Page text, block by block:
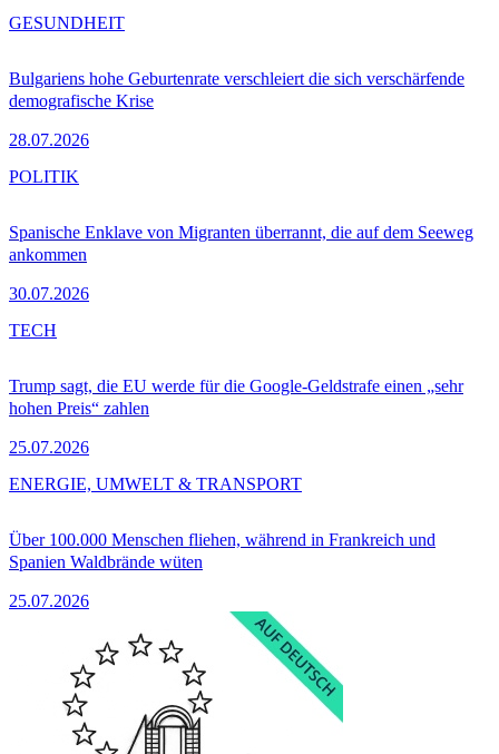
Bulgariens hohe Geburtenrate verschleiert die sich verschärfende
demografische Krise
28.07.2026
GESUNDHEIT
Spanische Enklave von Migranten überrannt, die auf dem Seeweg
ankommen
30.07.2026
POLITIK
Trump sagt, die EU werde für die Google-Geldstrafe einen „sehr
hohen Preis“ zahlen
25.07.2026
TECH
Über 100.000 Menschen fliehen, während in Frankreich und
Spanien Waldbrände wüten
25.07.2026
ENERGIE, UMWELT & TRANSPORT